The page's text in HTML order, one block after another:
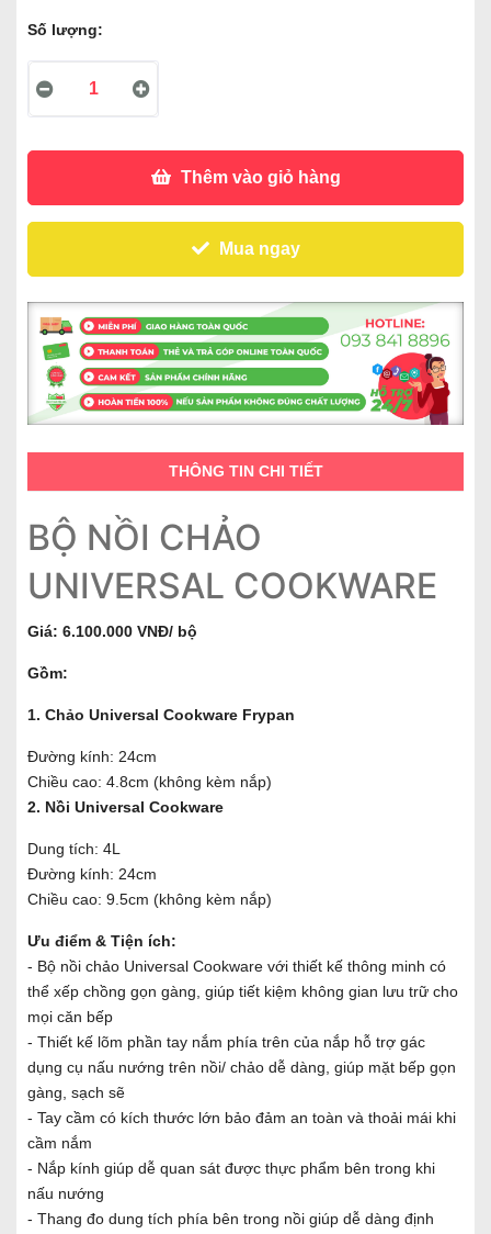
Số lượng:
Thêm vào giỏ hàng
Mua ngay
THÔNG TIN CHI TIẾT
BỘ NỒI CHẢO
UNIVERSAL COOKWARE
Giá: 6.100.000 VNĐ/ bộ
Gồm:
1. Chảo Universal Cookware Frypan
Đường kính: 24cm
Chiều cao: 4.8cm (không kèm nắp)
2. Nồi Universal Cookware
Dung tích: 4L
Đường kính: 24cm
Chiều cao: 9.5cm (không kèm nắp)
Ưu điểm & Tiện ích:
- Bộ nồi chảo Universal Cookware với thiết kế thông minh có
thể xếp chồng gọn gàng, giúp tiết kiệm không gian lưu trữ cho
mọi căn bếp
- Thiết kế lõm phần tay nắm phía trên của nắp hỗ trợ gác
dụng cụ nấu nướng trên nồi/ chảo dễ dàng, giúp mặt bếp gọn
gàng, sạch sẽ
- Tay cầm có kích thước lớn bảo đảm an toàn và thoải mái khi
cầm nắm
- Nắp kính giúp dễ quan sát được thực phẩm bên trong khi
nấu nướng
- Thang đo dung tích phía bên trong nồi giúp dễ dàng định